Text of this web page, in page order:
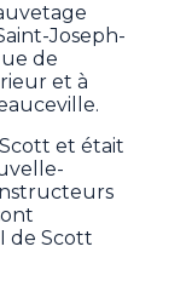
Joseph-
de
et à
et était
de Scott